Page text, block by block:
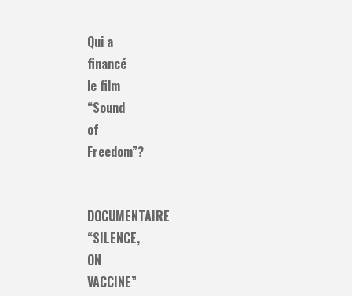
Qui a
financé
le film
“Sound
of
Freedom”?
DOCUMENTAIRE
“SILENCE,
ON
VACCINE”